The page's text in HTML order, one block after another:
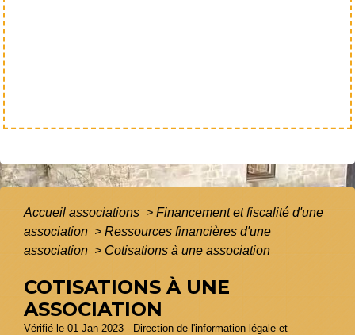
Accueil associations > Financement et fiscalité d'une
association > Ressources financières d'une
association > Cotisations à une association
COTISATIONS À UNE
ASSOCIATION
Vérifié le 01 Jan 2023 - Direction de l'information légale et